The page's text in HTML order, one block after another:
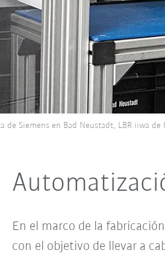
de Siemens en Bad Neustadt, LBR iiwa de
En el marco de la
con el objetivo de llevar a